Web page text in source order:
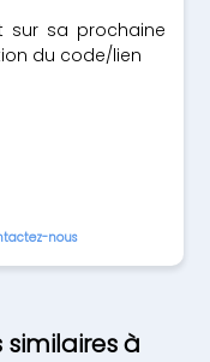
sur sa prochaine
du code/lien
nous
à